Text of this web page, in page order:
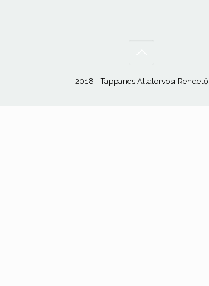
2018 - Tappancs Állatorvosi Rendelő